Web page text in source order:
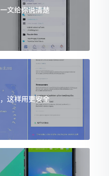
文给你说清楚
这样用更安全